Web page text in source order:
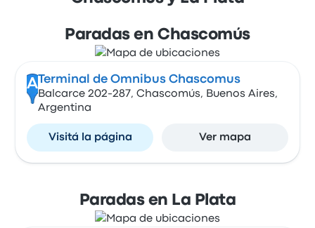
Paradas en Chascomús
A Terminal de Omnibus Chascomus
Balcarce 202-287, Chascomús, Buenos Aires,
Argentina
Visitá la página Ver mapa
Paradas en La Plata